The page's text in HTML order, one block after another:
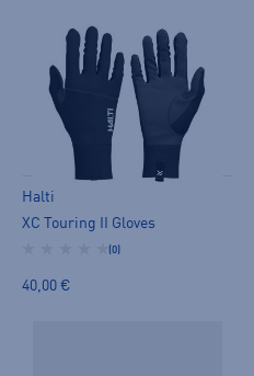
Halti
XC Touring II Gloves
(0)
40,00 €